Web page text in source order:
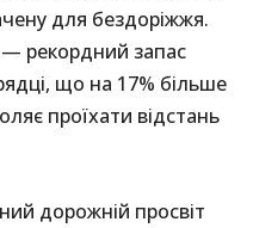
для бездоріжжя.
рекордний запас
що на 17% більше
проїхати відстань
дорожній просвіт